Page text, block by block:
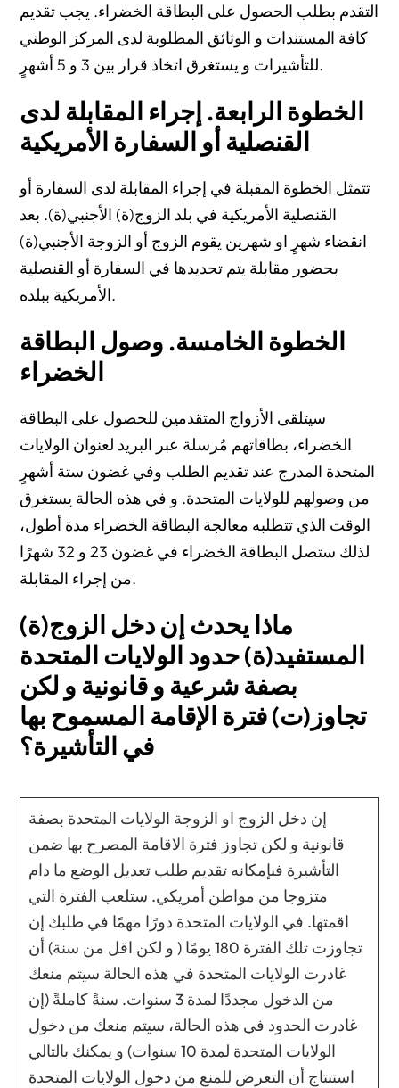
التقدم بطلب الحصول على البطاقة الخضراء. يجب تقديم
كافة المستندات و الوثائق المطلوبة لدى المركز الوطني
للتأشيرات و يستغرق اتخاذ قرار بين 3 و 5 أشهرٍ.
الخطوة الرابعة. إجراء المقابلة لدى
القنصلية أو السفارة الأمريكية
تتمثل الخطوة المقبلة في إجراء المقابلة لدى السفارة أو
القنصلية الأمريكية في بلد الزوج(ة) الأجنبي(ة). بعد
انقضاء شهرٍ او شهرين يقوم الزوج أو الزوجة الأجنبي(ة)
بحضور مقابلة يتم تحديدها في السفارة أو القنصلية
الأمريكية ببلده.
الخطوة الخامسة. وصول البطاقة
الخضراء
سيتلقى الأزواج المتقدمين للحصول على البطاقة
الخضراء، بطاقاتهم مُرسلة عبر البريد لعنوان الولايات
المتحدة المدرج عند تقديم الطلب وفي غضون ستة أشهرٍ
من وصولهم للولايات المتحدة. و في هذه الحالة يستغرق
الوقت الذي تتطلبه معالجة البطاقة الخضراء مدة أطول،
لذلك ستصل البطاقة الخضراء في غضون 23 و 32 شهرًا
من إجراء المقابلة.
ماذا يحدث إن دخل الزوج(ة)
المستفيد(ة) حدود الولايات المتحدة
بصفة شرعية و قانونية و لكن
تجاوز(ت) فترة الإقامة المسموح بها
في التأشيرة؟
إن دخل الزوج او الزوجة الولايات المتحدة بصفة
قانونية و لكن تجاوز فترة الاقامة المصرح بها ضمن
التأشيرة فبإمكانه تقديم طلب تعديل الوضع ما دام
متزوجا من مواطن أمريكي. ستلعب الفترة التي
اقمتها. في الولايات المتحدة دورًا مهمًا في طلبك إن
تجاوزت تلك الفترة 180 يومًا ( و لكن اقل من سنة) أن
غادرت الولايات المتحدة في هذه الحالة سيتم منعك
من الدخول مجددًا لمدة 3 سنوات. سنةً كاملةً (إن
غادرت الحدود في هذه الحالة، سيتم منعك من دخول
الولايات المتحدة لمدة 10 سنوات) و يمكنك بالتالي
استنتاج أن التعرض للمنع من دخول الولايات المتحدة